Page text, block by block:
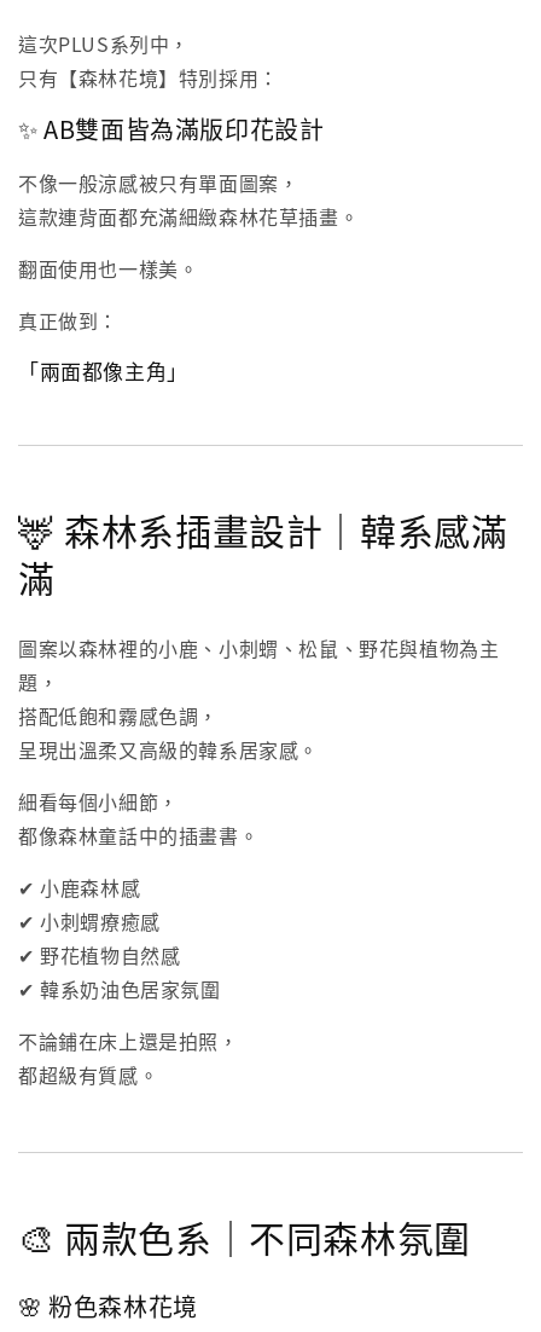
這次PLUS系列中，
只有【森林花境】特別採用：
✨ AB雙面皆為滿版印花設計
不像一般涼感被只有單面圖案，
這款連背面都充滿細緻森林花草插畫。
翻面使用也一樣美。
真正做到：
「兩面都像主角」
🦌 森林系插畫設計｜韓系感滿
滿
圖案以森林裡的小鹿、小刺蝟、松鼠、野花與植物為主
題，
搭配低飽和霧感色調，
呈現出溫柔又高級的韓系居家感。
細看每個小細節，
都像森林童話中的插畫書。
✔ 小鹿森林感
✔ 小刺蝟療癒感
✔ 野花植物自然感
✔ 韓系奶油色居家氛圍
不論鋪在床上還是拍照，
都超級有質感。
🎨 兩款色系｜不同森林氛圍
🌸 粉色森林花境